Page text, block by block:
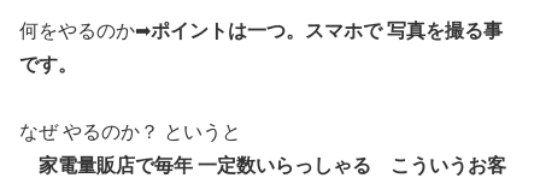
何をやるのか➡ポイントは一つ。スマホで 写真を撮る事
です。
なぜ やるのか？ というと
家電量販店で毎年 一定数いらっしゃる こういうお客